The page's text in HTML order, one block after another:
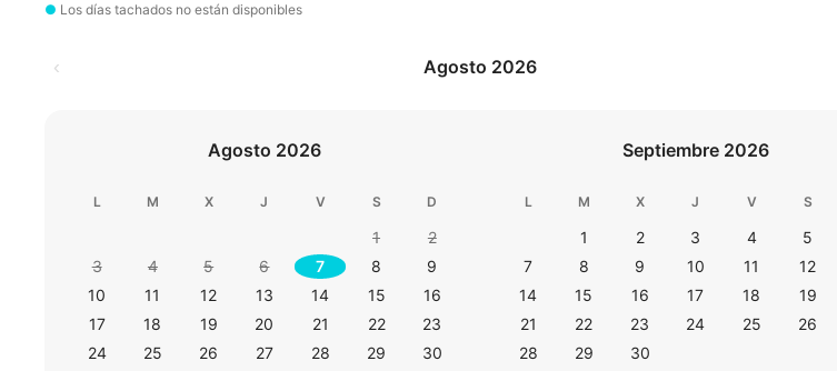
● Los días tachados no están disponibles
‹ Agosto 2026
Agosto 2026
L M X J V S D
1
2
3
4 5 6 7 8
9
10
11 12 13 14 15
16
17
18 19 20 21 22
23
24
25 26 27 28 29
30
Septiembre 2026
L M X J V S
1 2 3 4 5
7
8 9 10 11 12
14
15 16 17 18 19
21
22 23 24 25 26
28
29 30